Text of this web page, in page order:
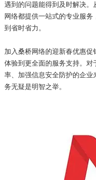
遇到的问题能得到及时解决
网络都提供一站式的专业服
到省时省力。
加入桑桥网络的迎新春优惠
体验到更全面的服务支持。
率、加强信息安全防护的企
务无疑是明智之举。